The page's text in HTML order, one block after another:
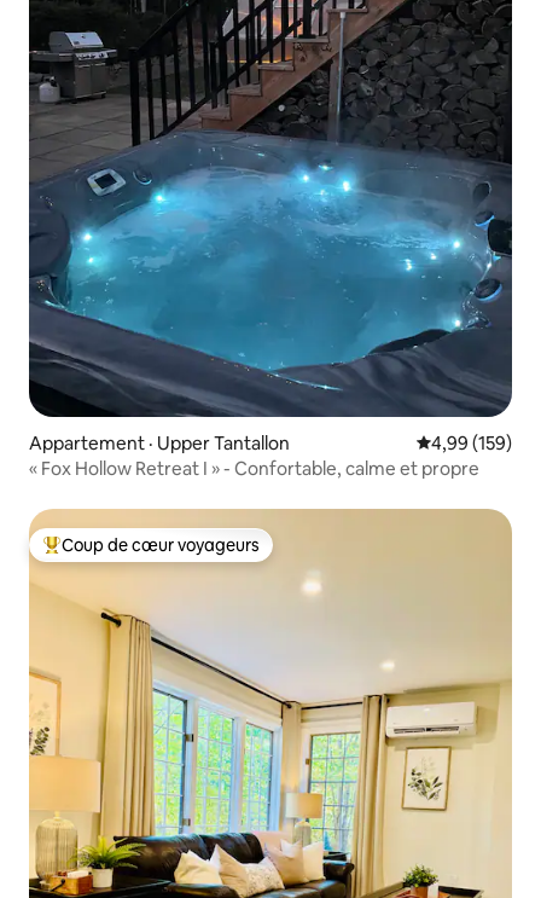
Appartement · Upper Tantallon Note
4,99 (159)
« Fox Hollow Retreat I » - Confortable, calme et propre
Coup de cœur voyageurs parmi les plus aimés
Coup de cœur voyageurs